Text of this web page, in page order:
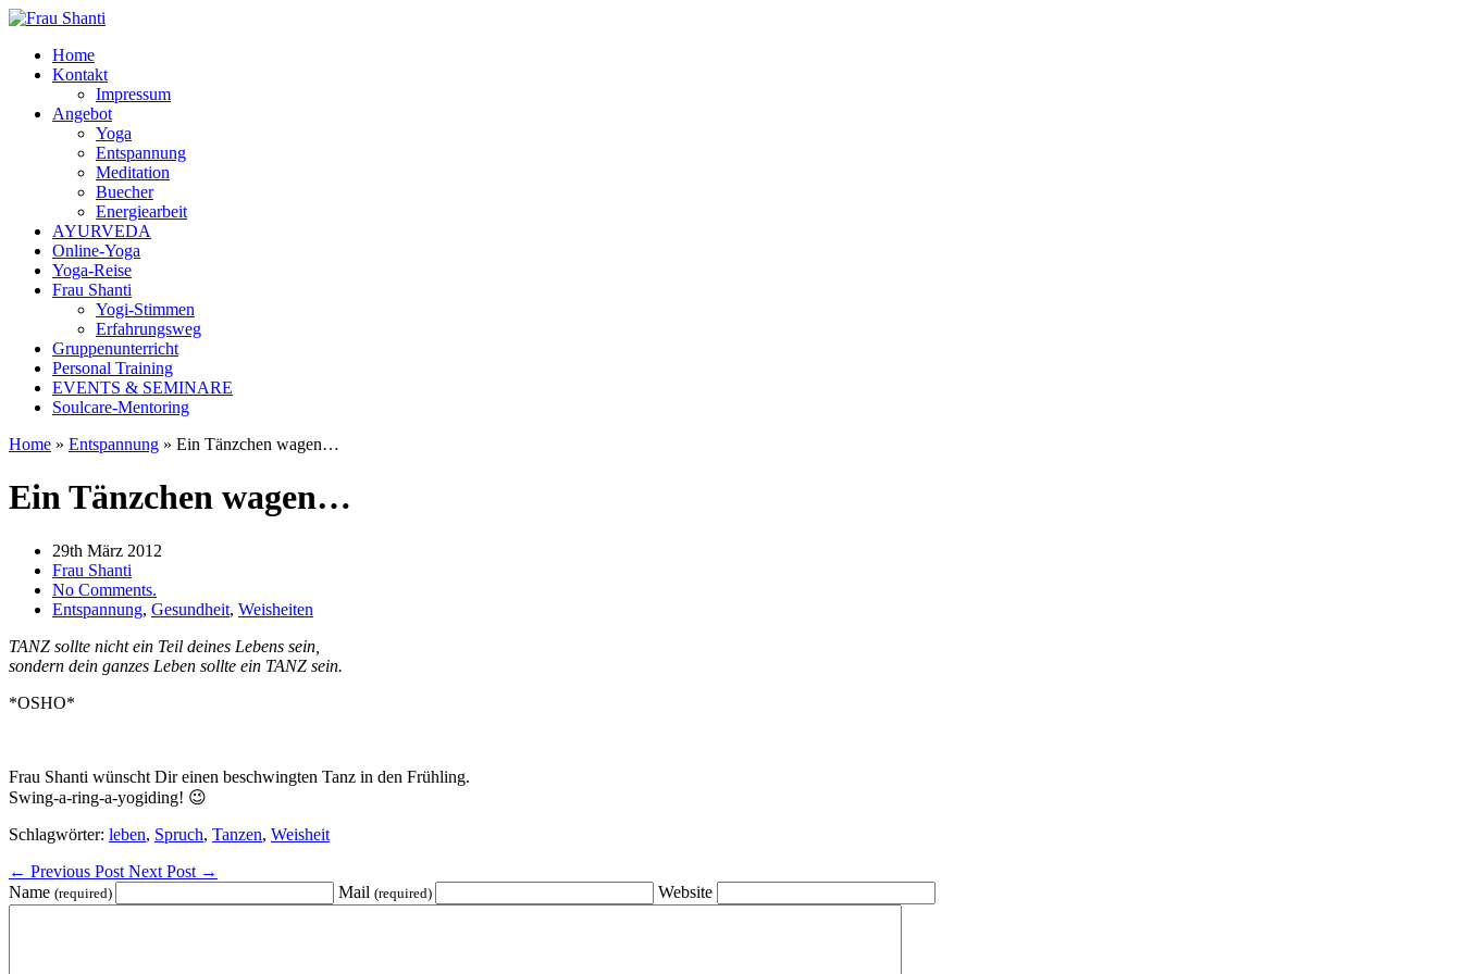
Home
Kontakt
Impressum
Angebot
Yoga
Entspannung
Meditation
Buecher
Energiearbeit
AYURVEDA
Online-Yoga
Yoga-Reise
Frau Shanti
Yogi-Stimmen
Erfahrungsweg
Gruppenunterricht
Personal Training
EVENTS & SEMINARE
Soulcare-Mentoring
Home » Entspannung » Ein Tänzchen wagen…
Ein Tänzchen wagen…
29th März 2012
Frau Shanti
No Comments.
Entspannung, Gesundheit, Weisheiten
TANZ sollte nicht ein Teil deines Lebens sein,
sondern dein ganzes Leben sollte ein TANZ sein.
*OSHO*
Frau Shanti wünscht Dir einen beschwingten Tanz in den Frühling.
Swing-a-ring-a-yogiding! 😉
Schlagwörter: leben, Spruch, Tanzen, Weisheit
← Previous Post Next Post →
Name (required) Mail (required) Website